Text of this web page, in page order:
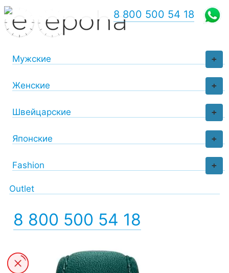
+
Мужские
+
Женские
+
Швейцарские
+
Японские
+
Fashion
Outlet
8 800 500 54 18
8 800 500 54 18